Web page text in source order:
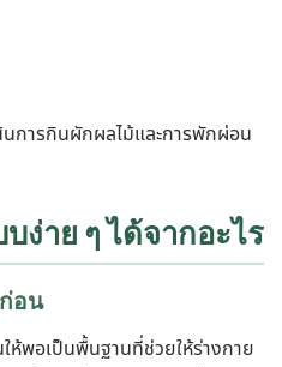
ง่าย ๆ ได้จากอะไร
อน
ห้พอเป็นพื้นฐานที่ช่วยให้ร่างกาย